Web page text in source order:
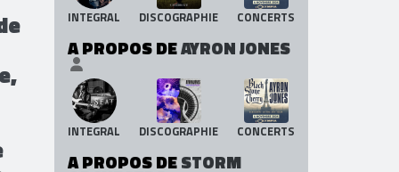
INTEGRAL DISCOGRAPHIE CONCERTS
A PROPOS DEAYRON JONES
INTEGRAL DISCOGRAPHIE CONCERTS
A PROPOS DESTORM